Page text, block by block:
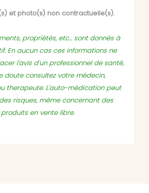
et photo(s) non contractuelle(s).
propriétés, etc... sont donnés à
En aucun cas ces informations ne
l'avis d'un professionnel de santé,
doute consultez votre médecin,
therapeute. L'auto-médication peut
risques, même concernant des
produits en vente libre.